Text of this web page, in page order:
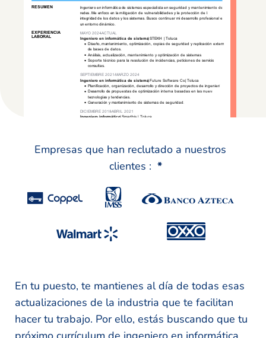
Empresas que han reclutado a nuestros
clientes : *
En tu puesto, te mantienes al día de todas esas
actualizaciones de la industria que te facilitan
hacer tu trabajo. Por ello, estás buscando que tu